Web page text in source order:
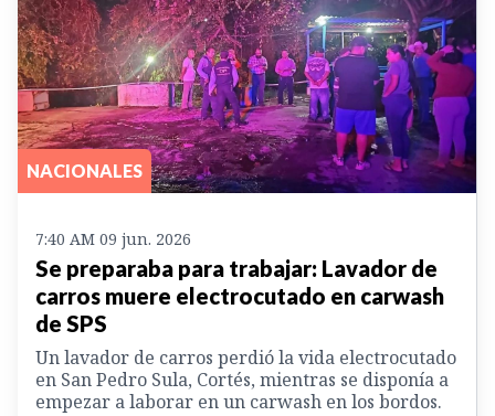
NACIONALES
7:40 AM 09 jun. 2026
Se preparaba para trabajar: Lavador de
carros muere electrocutado en carwash
de SPS
Un lavador de carros perdió la vida electrocutado
en San Pedro Sula, Cortés, mientras se disponía a
empezar a laborar en un carwash en los bordos.